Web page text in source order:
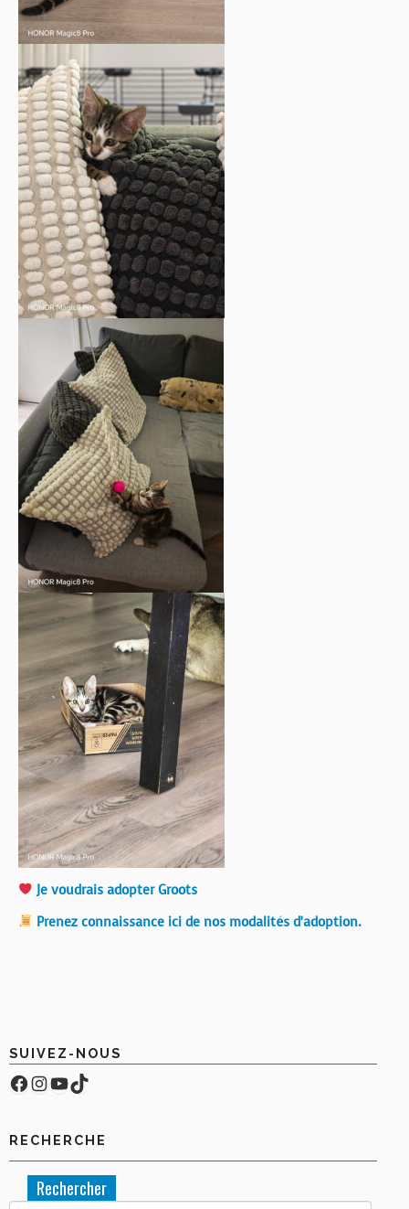
Je voudrais adopter Groots
Prenez connaissance ici de nos modalités d’adoption.
SUIVEZ-NOUS
Facebook
Compte Instagram
YouTube
TikTok
RECHERCHE
Rechercher :